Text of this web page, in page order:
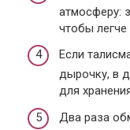
атмосферу:
чтобы
Если
дырочку, в
для
Два раза